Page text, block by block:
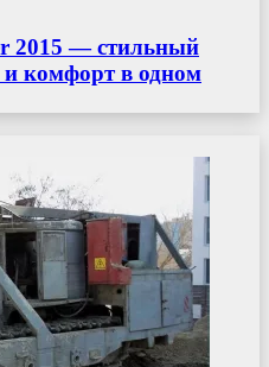
2015 — стильный
и комфорт в одном